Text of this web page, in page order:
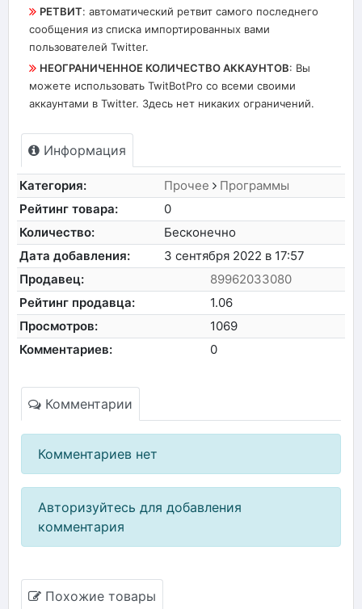
РЕТВИТ: автоматический ретвит самого последнего
сообщения из списка импортированных вами
пользователей Twitter.
НЕОГРАНИЧЕННОЕ КОЛИЧЕСТВО АККАУНТОВ: Вы
можете использовать TwitBotPro со всеми своими
аккаунтами в Twitter. Здесь нет никаких ограничений.
Информация
Категория: Прочее
Программы
Рейтинг товара:
0
Количество:
Бесконечно
Дата добавления:
3 сентября 2022 в 17:57
Продавец:
89962033080
Рейтинг продавца:
1.06
Просмотров:
1069
Комментариев:
0
Комментарии
Комментариев нет
Авторизуйтесь для добавления
комментария
Похожие товары